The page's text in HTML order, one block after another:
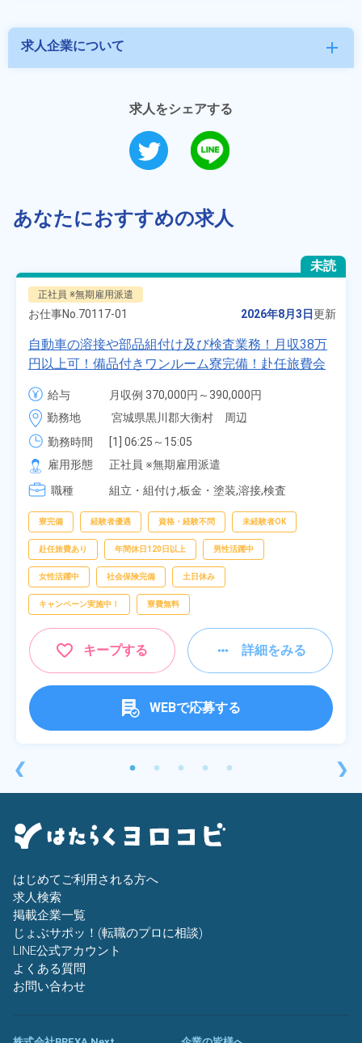
求人企業について add
求人をシェアする
あなたにおすすめの求人
❮
未読
正社員 ※無期雇用派遣
お仕事No. 70117-01 2026年8月3日更新
自動車の溶接や部品組付け及び検査業務！月収38万
円以上可！備品付きワンルーム寮完備！赴任旅費会
社負担★人気の土日休み！昇給＆業績賞与あり！
車・バイク通勤可！無料駐車場あり！カップルでの
応募OK★《宮城県大衡村》
給与
月収例 370,000円～390,000円
時給 1,700円～1,700円
勤務地
宮城県黒川郡大衡村　周辺
勤務時間
[1] 06:25～15:05
[2] 16:00～00:40
[3] 16:30～01:10
[4] 08:00～16:40
雇用形態
正社員 ※無期雇用派遣
職種
組立・組付け,板金・塗装,溶接,検査
寮完備 経験者優遇 資格・経験不問 未経験者OK
赴任旅費あり 年間休日120日以上 男性活躍中
女性活躍中 社会保険完備 土日休み
キャンペーン実施中！ 寮費無料
キープする 詳細をみる
WEBで応募する
❯
はじめてご利用される方へ
求人検索
掲載企業一覧
じょぶサポッ！(転職のプロに相談)
LINE公式アカウント
よくある質問
お問い合わせ